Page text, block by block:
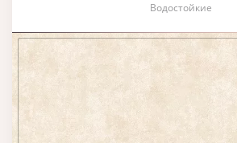
Водостойкие